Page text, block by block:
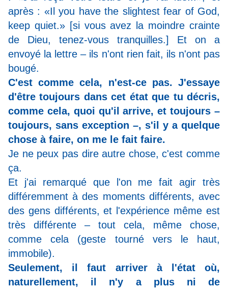
après : «Il you have the slightest fear of God,
keep quiet.» [si vous avez la moindre crainte
de Dieu, tenez-vous tranquilles.] Et on a
envoyé la lettre – ils n'ont rien fait, ils n'ont pas
bougé.
C'est comme cela, n'est-ce pas. J'essaye
d'être toujours dans cet état que tu décris,
comme cela, quoi qu'il arrive, et toujours –
toujours, sans exception –, s'il y a quelque
chose à faire, on me le fait faire.
Je ne peux pas dire autre chose, c'est comme
ça.
Et j'ai remarqué que l'on me fait agir très
différemment à des moments différents, avec
des gens différents, et l'expérience même est
très différente – tout cela, même chose,
comme cela (geste tourné vers le haut,
immobile).
Seulement, il faut arriver à l'état où,
naturellement, il n'y a plus ni de